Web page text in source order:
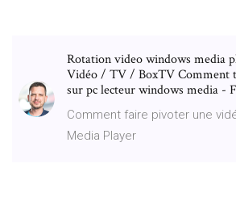
Rotation video windows media
Vidéo / TV / BoxTV Comment
sur pc lecteur windows media -
Comment faire pivoter une
Media Player